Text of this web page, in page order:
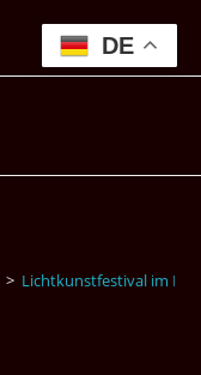
> Lichtkunstfestival im
DE